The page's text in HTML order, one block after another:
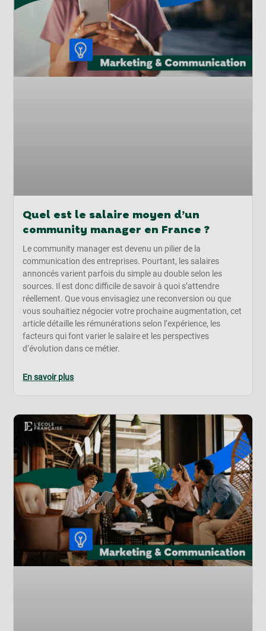
Quel est le salaire moyen d’un
community manager en France ?
Le community manager est devenu un pilier de la
communication des entreprises. Pourtant, les salaires
annoncés varient parfois du simple au double selon les
sources. Il est donc difficile de savoir à quoi s’attendre
réellement. Que vous envisagiez une reconversion ou que
vous souhaitiez négocier votre prochaine augmentation, cet
article détaille les rémunérations selon l’expérience, les
facteurs qui font varier le salaire et les perspectives
d’évolution dans ce métier.
En savoir plus